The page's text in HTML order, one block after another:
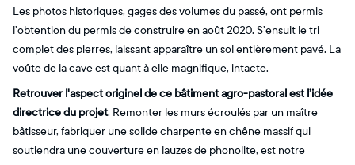
Les photos historiques, gages des volumes du passé, ont permis
l’obtention du permis de construire en août 2020. S’ensuit le tri
complet des pierres, laissant apparaître un sol entièrement pavé. La
voûte de la cave est quant à elle magnifique, intacte.
Retrouver l'aspect originel de ce bâtiment agro-pastoral est l’idée
directrice du projet. Remonter les murs écroulés par un maître
bâtisseur, fabriquer une solide charpente en chêne massif qui
soutiendra une couverture en lauzes de phonolite, est notre